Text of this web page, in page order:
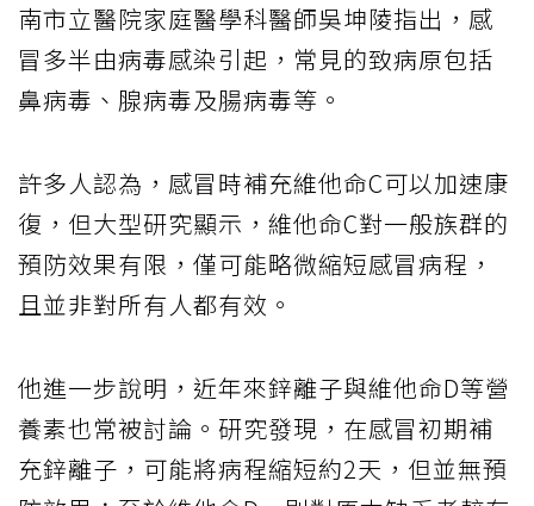
南市立醫院家庭醫學科醫師吳坤陵指出，感
冒多半由病毒感染引起，常見的致病原包括
鼻病毒、腺病毒及腸病毒等。
許多人認為，感冒時補充維他命C可以加速康
復，但大型研究顯示，維他命C對一般族群的
預防效果有限，僅可能略微縮短感冒病程，
且並非對所有人都有效。
他進一步說明，近年來鋅離子與維他命D等營
養素也常被討論。研究發現，在感冒初期補
充鋅離子，可能將病程縮短約2天，但並無預